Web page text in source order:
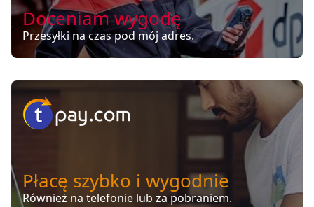
Doceniam wygodę
Przesyłki na czas pod mój adres.
Płacę szybko i wygodnie
Również na telefonie lub za pobraniem.